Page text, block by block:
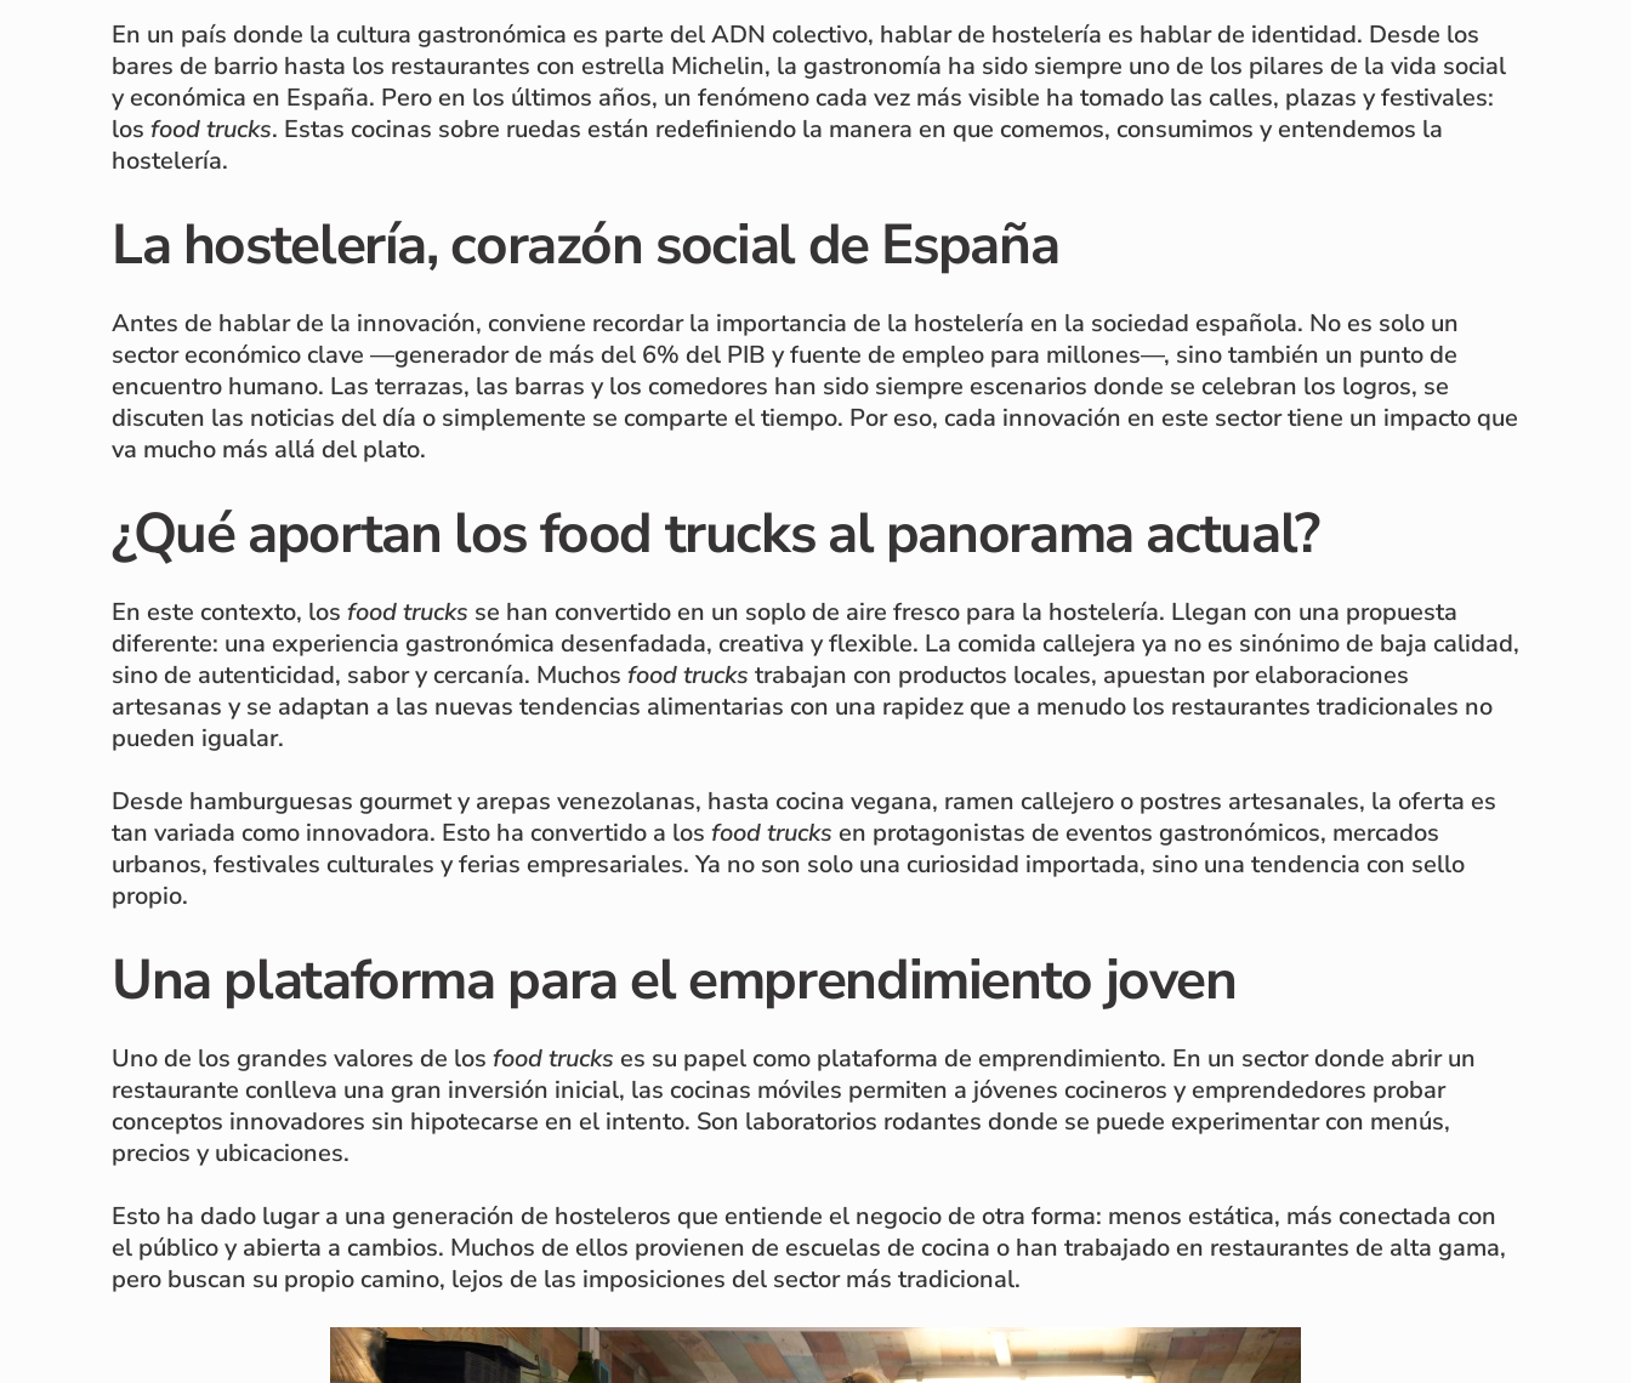
En un país donde la cultura gastronómica es parte del ADN colectivo, hablar de hostelería es hablar de identidad. Desde los
bares de barrio hasta los restaurantes con estrella Michelin, la gastronomía ha sido siempre uno de los pilares de la vida social
y económica en España. Pero en los últimos años, un fenómeno cada vez más visible ha tomado las calles, plazas y festivales:
los food trucks. Estas cocinas sobre ruedas están redefiniendo la manera en que comemos, consumimos y entendemos la
hostelería.
La hostelería, corazón social de España
Antes de hablar de la innovación, conviene recordar la importancia de la hostelería en la sociedad española. No es solo un
sector económico clave —generador de más del 6% del PIB y fuente de empleo para millones—, sino también un punto de
encuentro humano. Las terrazas, las barras y los comedores han sido siempre escenarios donde se celebran los logros, se
discuten las noticias del día o simplemente se comparte el tiempo. Por eso, cada innovación en este sector tiene un impacto que
va mucho más allá del plato.
¿Qué aportan los food trucks al panorama actual?
En este contexto, los food trucks se han convertido en un soplo de aire fresco para la hostelería. Llegan con una propuesta
diferente: una experiencia gastronómica desenfadada, creativa y flexible. La comida callejera ya no es sinónimo de baja calidad,
sino de autenticidad, sabor y cercanía. Muchos food trucks trabajan con productos locales, apuestan por elaboraciones
artesanas y se adaptan a las nuevas tendencias alimentarias con una rapidez que a menudo los restaurantes tradicionales no
pueden igualar.
Desde hamburguesas gourmet y arepas venezolanas, hasta cocina vegana, ramen callejero o postres artesanales, la oferta es
tan variada como innovadora. Esto ha convertido a los food trucks en protagonistas de eventos gastronómicos, mercados
urbanos, festivales culturales y ferias empresariales. Ya no son solo una curiosidad importada, sino una tendencia con sello
propio.
Una plataforma para el emprendimiento joven
Uno de los grandes valores de los food trucks es su papel como plataforma de emprendimiento. En un sector donde abrir un
restaurante conlleva una gran inversión inicial, las cocinas móviles permiten a jóvenes cocineros y emprendedores probar
conceptos innovadores sin hipotecarse en el intento. Son laboratorios rodantes donde se puede experimentar con menús,
precios y ubicaciones.
Esto ha dado lugar a una generación de hosteleros que entiende el negocio de otra forma: menos estática, más conectada con
el público y abierta a cambios. Muchos de ellos provienen de escuelas de cocina o han trabajado en restaurantes de alta gama,
pero buscan su propio camino, lejos de las imposiciones del sector más tradicional.